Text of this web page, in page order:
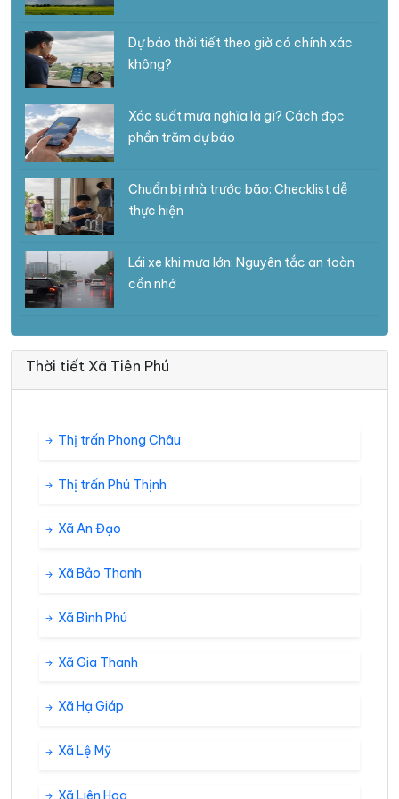
Dự báo thời tiết theo giờ có chính xác
không?
Xác suất mưa nghĩa là gì? Cách đọc
phần trăm dự báo
Chuẩn bị nhà trước bão: Checklist dễ
thực hiện
Lái xe khi mưa lớn: Nguyên tắc an toàn
cần nhớ
Thời tiết Xã Tiên Phú
Thị trấn Phong Châu
Thị trấn Phú Thịnh
Xã An Đạo
Xã Bảo Thanh
Xã Bình Phú
Xã Gia Thanh
Xã Hạ Giáp
Xã Lệ Mỹ
Xã Liên Hoa